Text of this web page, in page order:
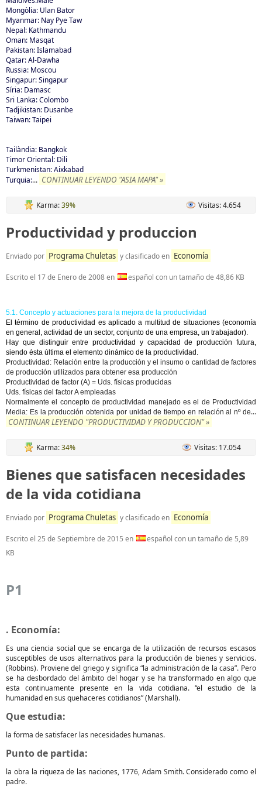
Mongòlia: Ulan Bator
Myanmar: Nay Pye Taw
Nepal: Kathmandu
Oman: Masqat
Pakistan: Islamabad
Qatar: Al-Dawha
Russia: Moscou
Singapur: Singapur
Síria: Damasc
Sri Lanka: Colombo
Tadjikistan: Dusanbe
Taiwan: Taipei
Tailàndia: Bangkok
Timor Oriental: Dili
Turkmenistan: Aixkabad
Turquia:... CONTINUAR LEYENDO "ASIA MAPA" »
Karma:39% Visitas: 4.654
Productividad y produccion
Enviado por Programa Chuletas y clasificado en Economía
Escrito el 17 de Enero de 2008en español con un tamaño de 48,86 KB
5.1. Concepto y actuaciones para la mejora de la productividad
El término de productividad es aplicado a multitud de situaciones (economía
en general, actividad de un sector, conjunto de una empresa, un trabajador).
Hay que distinguir entre productividad y capacidad de producción futura,
siendo ésta última el elemento dinámico de la productividad.
Productividad : Relación entre la producción y el insumo o cantidad de factores
de producción utilizados para obtener esa producción
Productividad de factor (A) = Uds. físicas producidas
Uds. físicas del factor A empleadas
Normalmente el concepto de productividad manejado es el de Productividad
Media: Es la producción obtenida por unidad de tiempo en relación al nº de...
CONTINUAR LEYENDO "PRODUCTIVIDAD Y PRODUCCION" »
Karma:34% Visitas: 17.054
Bienes que satisfacen necesidades
de la vida cotidiana
Enviado por Programa Chuletas y clasificado en Economía
Escrito el 25 de Septiembre de 2015 en
español con un tamaño de 5,89
KB
P1
. Economía:
Es una ciencia social que se encarga de la utilización de recursos escasos
susceptibles de usos alternativos para la producción de bienes y servicios.
(Robbins). Proviene del griego y significa “la administración de la casa”. Pero
se ha desbordado del ámbito del hogar y se ha transformado en algo que
esta continuamente presente en la vida cotidiana. “el estudio de la
humanidad en sus quehaceres cotidianos” (Marshall).
Que estudia:
la forma de satisfacer las necesidades humanas.
Punto de partida:
la obra la riqueza de las naciones, 1776, Adam Smith. Considerado como el
padre.